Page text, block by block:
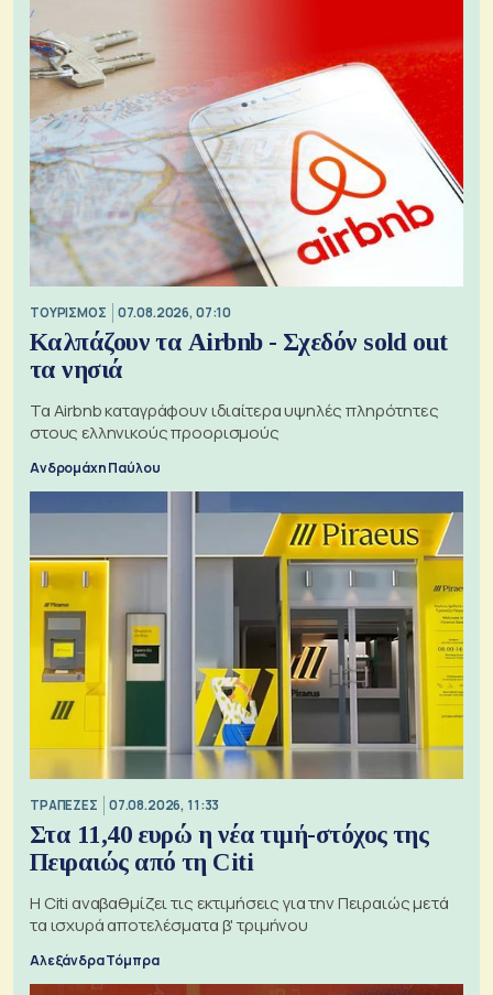
ΤΟΥΡΙΣΜΟΣ 07.08.2026, 07:10
Καλπάζουν τα Airbnb - Σχεδόν sold out
τα νησιά
Τα Airbnb καταγράφουν ιδιαίτερα υψηλές πληρότητες
στους ελληνικούς προορισμούς
Ανδρομάχη Παύλου
ΤΡΑΠΕΖΕΣ 07.08.2026, 11:33
Στα 11,40 ευρώ η νέα τιμή-στόχος της
Πειραιώς από τη Citi
Η Citi αναβαθμίζει τις εκτιμήσεις για την Πειραιώς μετά
τα ισχυρά αποτελέσματα β' τριμήνου
Αλεξάνδρα Τόμπρα